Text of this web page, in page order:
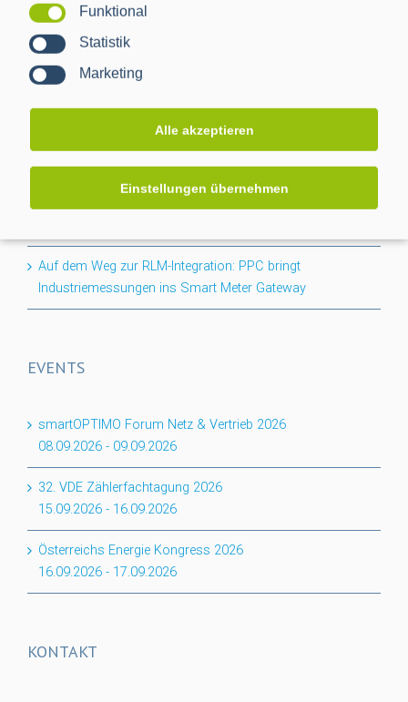
Funktional
Statistik
Marketing
Alle akzeptieren
Einstellungen übernehmen
der Energiewende.
NEWS
Projektabschluss CACTUS: Mehr Transparenz für das
Niederspannungsnetz
Auf dem Weg zur RLM-Integration: PPC bringt
Industriemessungen ins Smart Meter Gateway
EVENTS
smartOPTIMO Forum Netz & Vertrieb 2026
08.09.2026 - 09.09.2026
32. VDE Zählerfachtagung 2026
15.09.2026 - 16.09.2026
Österreichs Energie Kongress 2026
16.09.2026 - 17.09.2026
KONTAKT